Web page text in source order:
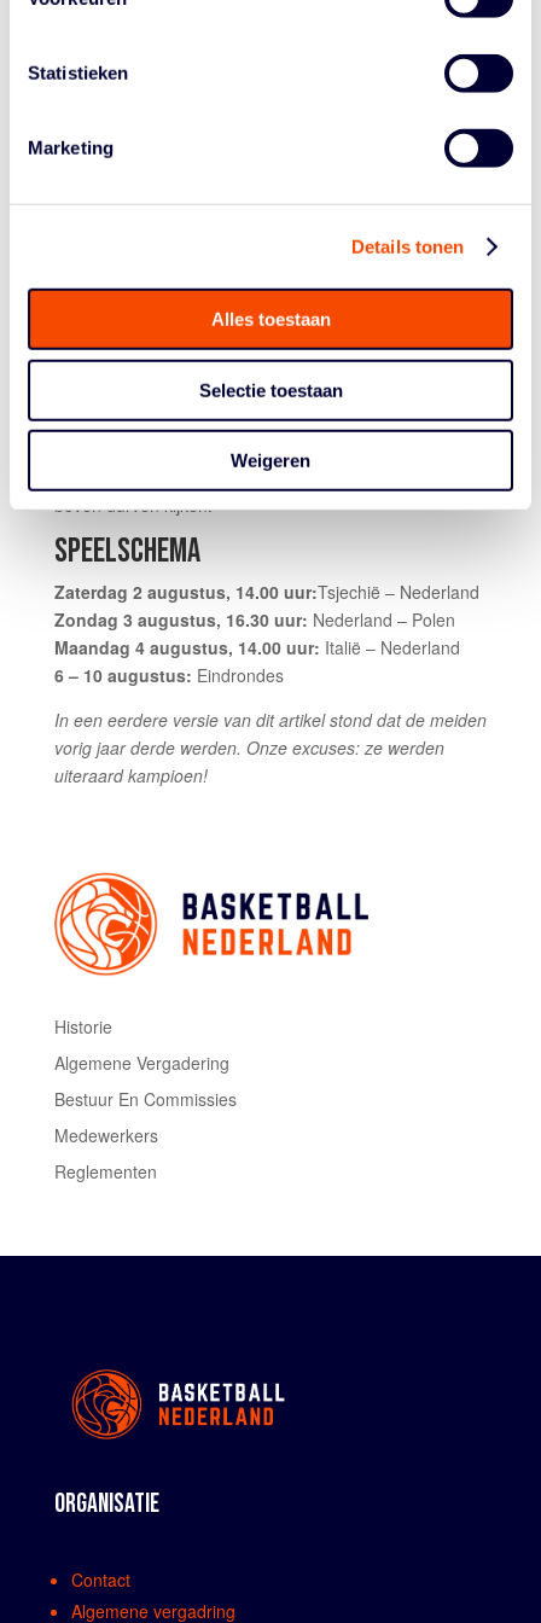
Statistieken
Marketing
Details tonen
Alles toestaan
Selectie toestaan
Weigeren
bezig geweest. Het komt terug op die focus die het team
op zichzelf heeft. “Natuurlijk hebben we beelden gezien,
maar deze competitie is nieuw voor me. Dus de
“Want wij willen ons bezighouden met hoe
willen
brede selectie.” Dit Vrouwen U20-team is géén team dat
afhankelijk is van een paar dominante spelers. “Wij
manier van spelen ook omarmd. Wij geven ze vrijheden,
en die vrijheden nemen ze. Dat betekent volgens mij dat
ze het leuk vinden: anders doe je dat niet.”
Een doel heeft hij wél. En dat is niet, zoals je misschien
zou denken, alleen maar ‘handhaven’. “Nee. Dat vind ik
uitgaan van een negatieve vibratie. Wij komen hier om
bij de eerste acht te eindigen. En willen van daaruit naar
boven durven kijken.”
SPEELSCHEMA
Zaterdag 2 augustus, 14.00 uur:Tsjechië – Nederland
Zondag 3 augustus, 16.30 uur: Nederland – Polen
Maandag 4 augustus, 14.00 uur: Italië – Nederland
6 – 10 augustus: Eindrondes
In een eerdere versie van dit artikel stond dat de meiden
vorig jaar derde werden. Onze excuses: ze werden
uiteraard kampioen!
Historie
Algemene Vergadering
Bestuur En Commissies
Medewerkers
Reglementen
ORGANISATIE
Contact
Algemene vergadring